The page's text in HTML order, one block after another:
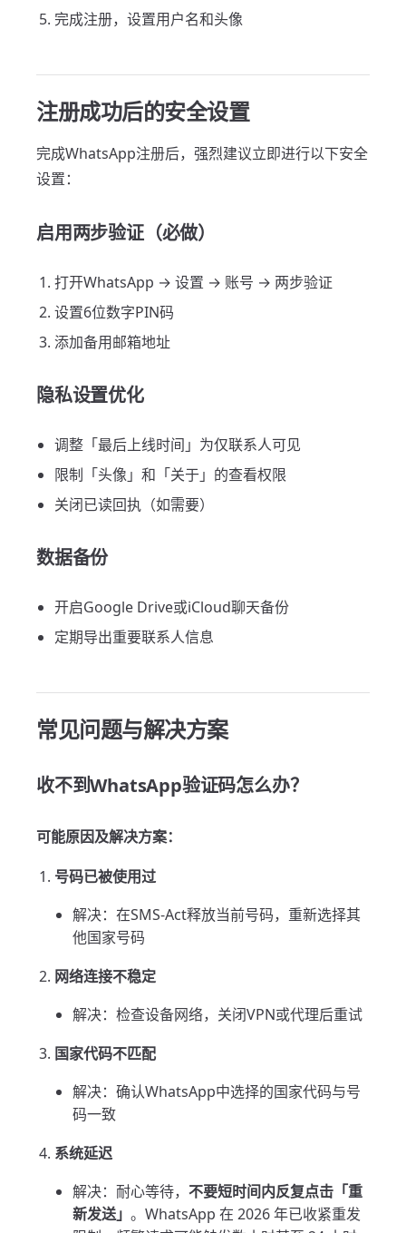
完成注册，设置用户名和头像
注册成功后的安全设置
完成WhatsApp注册后，强烈建议立即进行以下安全
设置：
启用两步验证（必做）
打开WhatsApp → 设置 → 账号 → 两步验证
设置6位数字PIN码
添加备用邮箱地址
隐私设置优化
调整「最后上线时间」为仅联系人可见
限制「头像」和「关于」的查看权限
关闭已读回执（如需要）
数据备份
开启Google Drive或iCloud聊天备份
定期导出重要联系人信息
常见问题与解决方案
收不到WhatsApp验证码怎么办？
可能原因及解决方案：
号码已被使用过
解决：在SMS-Act释放当前号码，重新选择其
他国家号码
网络连接不稳定
解决：检查设备网络，关闭VPN或代理后重试
国家代码不匹配
解决：确认WhatsApp中选择的国家代码与号
码一致
系统延迟
解决：耐心等待， 不要短时间内反复点击「重
新发送」 。WhatsApp 在 2026 年已收紧重发